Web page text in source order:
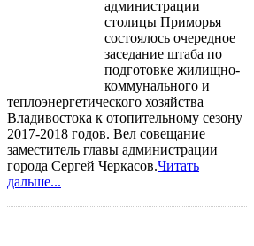
администрации
столицы Приморья
состоялось очередное
заседание штаба по
подготовке жилищно-
коммунального и
теплоэнергетического хозяйства
Владивостока к отопительному сезону
2017-2018 годов. Вел совещание
заместитель главы администрации
города Сергей Черкасов.Читать
дальше...